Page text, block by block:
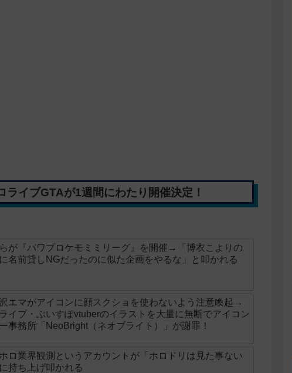
ライブGTAが1週間にわたり開催決定！
らが『パワプロケモミミリーグ』を開催→「博衣こよりの
名前貸しNGだったのに似た企画をやるな」と叩かれる
エマがアイコンに顔スクショを使わないよう注意喚起→
イブ・ぶいすぽvtuberのイラストを大量に無断でアイコン
事務所「NeoBright（ネオブライト）」が謝罪！
ロ業界観測というアカウントが「ホロドリは見た事ない
持ち上げ叩かれる